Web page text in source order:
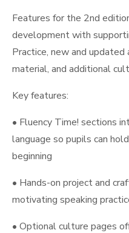
Features for the 2nd
development with
Practice, new and
material, and additional
Key features:
• Fluency Time! sections
language so pupils can
beginning
• Hands-on project and
motivating speaking
• Optional culture pages